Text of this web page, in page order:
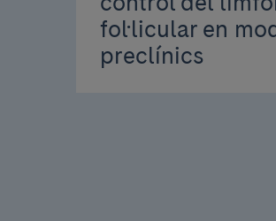
fol·licular en
preclínics